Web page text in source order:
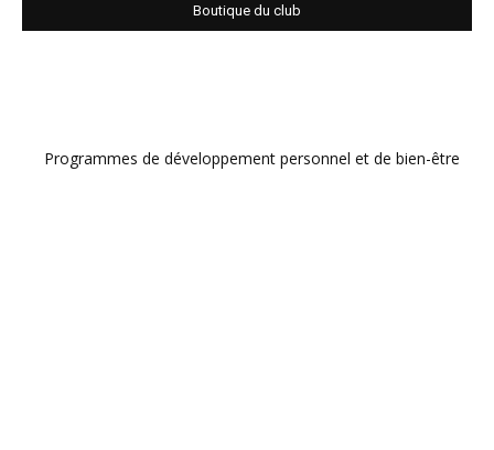
Boutique du club
Programmes de développement personnel et de bien-être